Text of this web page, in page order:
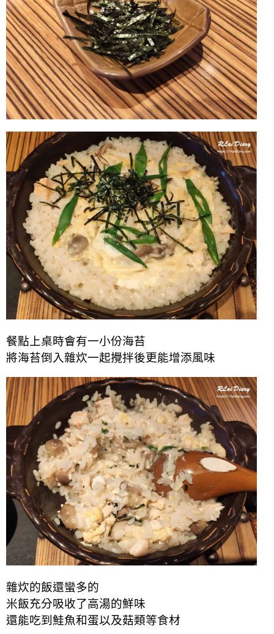
餐點上桌時會有一小份海苔
將海苔倒入雜炊一起攪拌後更能增添風味
雜炊的飯還蠻多的
米飯充分吸收了高湯的鮮味
還能吃到鮭魚和蛋以及菇類等食材